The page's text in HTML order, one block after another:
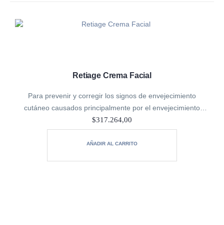
Retiage Crema Facial
Para prevenir y corregir los signos de envejecimiento
cutáneo causados principalmente por el envejecimiento
cronológico: líneas de expresión, arrugas, pérdida de
elasticidad, luminosidad y tonicidad. Pieles secas.
$317.264,00
AÑADIR AL CARRITO